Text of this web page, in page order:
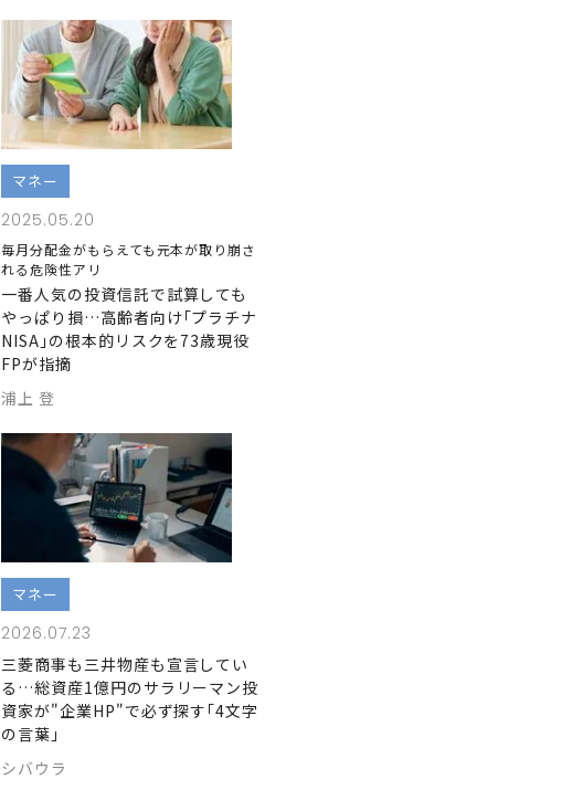
マネー
2025.05.20
毎月分配金がもらえても元本が取り崩さ
れる危険性アリ
一番人気の投資信託で試算しても
やっぱり損…高齢者向け｢プラチナ
NISA｣の根本的リスクを73歳現役
FPが指摘
浦上 登
マネー
2026.07.23
三菱商事も三井物産も宣言してい
る…総資産1億円のサラリーマン投
資家が"企業HP"で必ず探す｢4文字
の言葉｣
シバウラ